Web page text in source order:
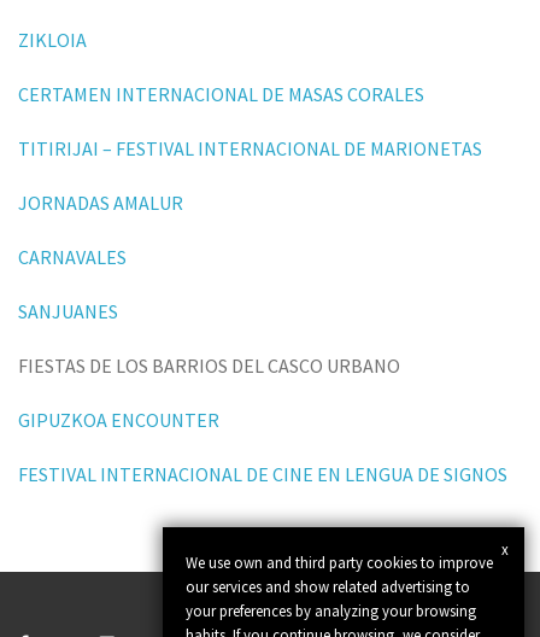
ZIKLOIA
CERTAMEN INTERNACIONAL DE MASAS CORALES
TITIRIJAI – FESTIVAL INTERNACIONAL DE MARIONETAS
JORNADAS AMALUR
CARNAVALES
SANJUANES
FIESTAS DE LOS BARRIOS DEL CASCO URBANO
GIPUZKOA ENCOUNTER
FESTIVAL INTERNACIONAL DE CINE EN LENGUA DE SIGNOS
x
We use own and third party cookies to improve
our services and show related advertising to
your preferences by analyzing your browsing